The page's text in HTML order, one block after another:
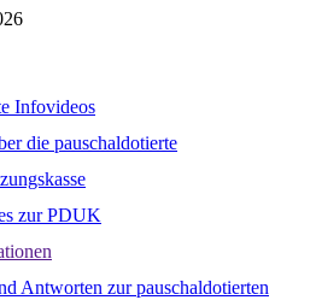
Infovideos
die pauschaldotierte
zur PDUK
Antworten zur pauschaldotierten